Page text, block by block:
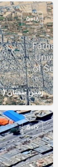
زمین سمنان ( ۲۵۰ هکتار )
5018
5016